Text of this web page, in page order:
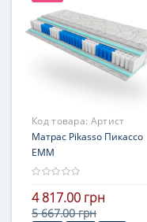
выше средней жесткости
Код товара: Артист
Матрас Pikasso Пикассо
ЕММ
4 817.00 грн
5 667.00 грн